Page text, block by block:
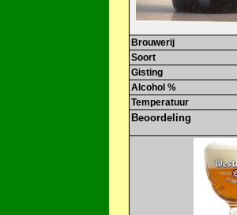
Brouwerij
Soort
Gisting
Alcohol %
Temperatuur
Beoordeling